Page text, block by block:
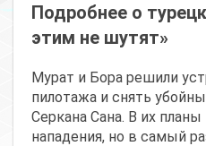
Подробнее о
этим не шутят»
Мурат и Бора решили
пилотажа и снять
Серкана Сана. В их
нападения, но в самый